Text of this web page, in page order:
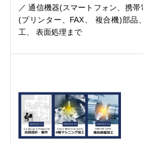
／ 通信機器(スマートフォン、携
(プリンター、FAX、 複合機)部品
工、 表面処理まで